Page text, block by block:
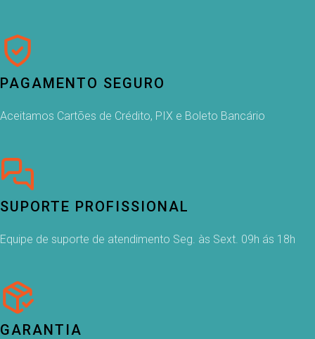
PAGAMENTO SEGURO
Aceitamos Cartões de Crédito, PIX e Boleto Bancário
SUPORTE PROFISSIONAL
Equipe de suporte de atendimento Seg. às Sext. 09h ás 18h
GARANTIA